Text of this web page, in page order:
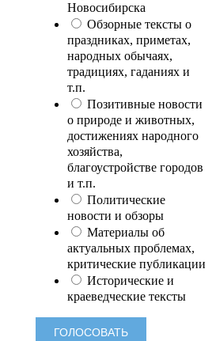
Новосибирска
Обзорные тексты о
праздниках, приметах,
народных обычаях,
традициях, гаданиях и
т.п.
Позитивные новости
о природе и животных,
достижениях народного
хозяйства,
благоустройстве городов
и т.п.
Политические
новости и обзоры
Материалы об
актуальных проблемах,
критические публикации
Исторические и
краеведческие тексты